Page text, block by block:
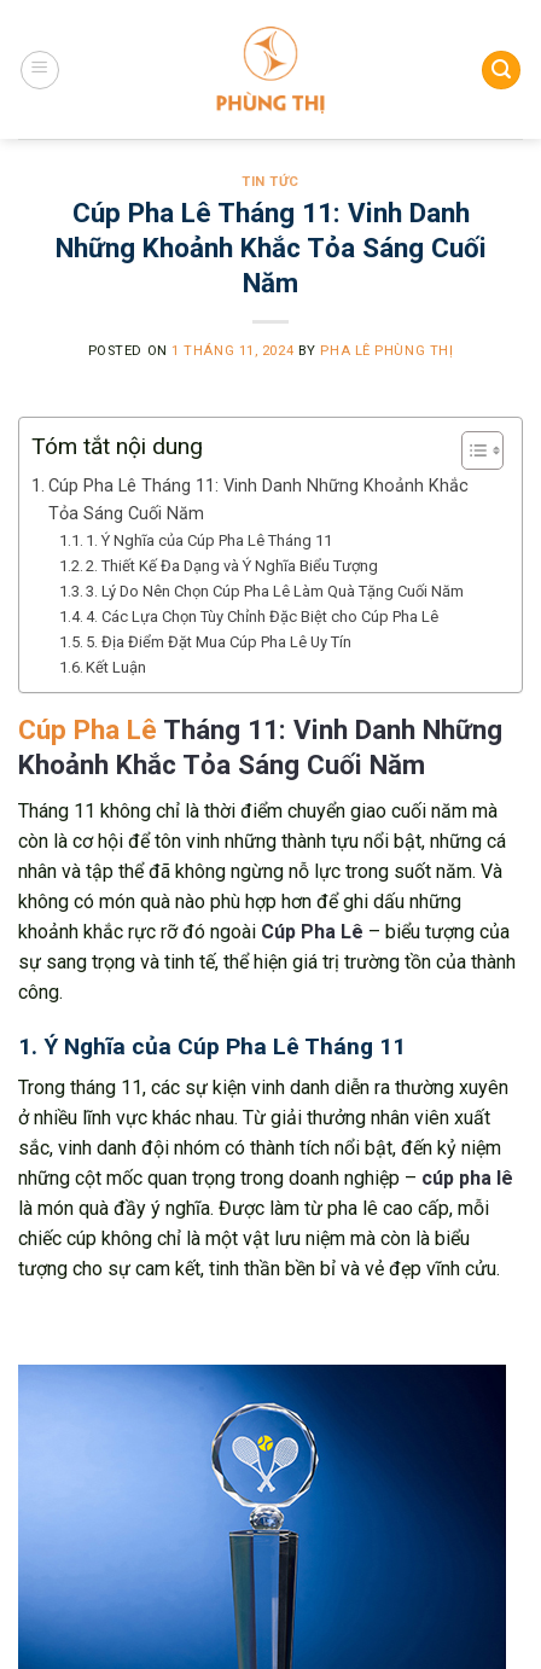
content
TIN TỨC
Cúp Pha Lê Tháng 11: Vinh Danh
Những Khoảnh Khắc Tỏa Sáng Cuối
Năm
POSTED ON 1 THÁNG 11, 2024 BY PHA LÊ PHÙNG THỊ
Tóm tắt nội dung
Cúp Pha Lê Tháng 11: Vinh Danh Những Khoảnh Khắc
Tỏa Sáng Cuối Năm
1. Ý Nghĩa của Cúp Pha Lê Tháng 11
2. Thiết Kế Đa Dạng và Ý Nghĩa Biểu Tượng
3. Lý Do Nên Chọn Cúp Pha Lê Làm Quà Tặng Cuối Năm
4. Các Lựa Chọn Tùy Chỉnh Đặc Biệt cho Cúp Pha Lê
5. Địa Điểm Đặt Mua Cúp Pha Lê Uy Tín
Kết Luận
Cúp Pha Lê Tháng 11: Vinh Danh Những
Khoảnh Khắc Tỏa Sáng Cuối Năm
Tháng 11 không chỉ là thời điểm chuyển giao cuối năm mà
còn là cơ hội để tôn vinh những thành tựu nổi bật, những cá
nhân và tập thể đã không ngừng nỗ lực trong suốt năm. Và
không có món quà nào phù hợp hơn để ghi dấu những
khoảnh khắc rực rỡ đó ngoài Cúp Pha Lê – biểu tượng của
sự sang trọng và tinh tế, thể hiện giá trị trường tồn của thành
công.
1. Ý Nghĩa của Cúp Pha Lê Tháng 11
Trong tháng 11, các sự kiện vinh danh diễn ra thường xuyên
ở nhiều lĩnh vực khác nhau. Từ giải thưởng nhân viên xuất
sắc, vinh danh đội nhóm có thành tích nổi bật, đến kỷ niệm
những cột mốc quan trọng trong doanh nghiệp – cúp pha lê
là món quà đầy ý nghĩa. Được làm từ pha lê cao cấp, mỗi
chiếc cúp không chỉ là một vật lưu niệm mà còn là biểu
tượng cho sự cam kết, tinh thần bền bỉ và vẻ đẹp vĩnh cửu.